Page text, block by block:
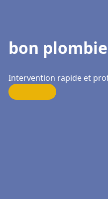
bon
Intervention rapide et